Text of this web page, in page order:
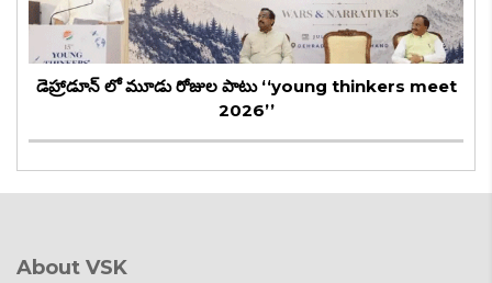
డెహ్రాడూన్ లో మూడు రోజుల పాటు ‘‘young thinkers meet
2026’’
About VSK